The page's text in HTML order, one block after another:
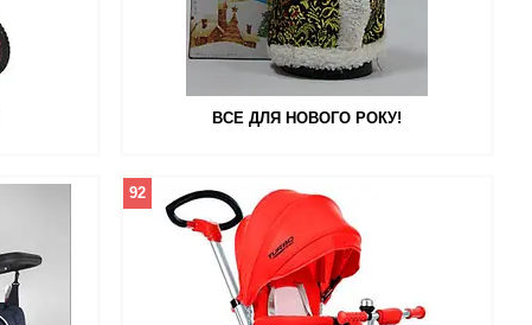
ВСЕ ДЛЯ НОВОГО РОКУ!
92